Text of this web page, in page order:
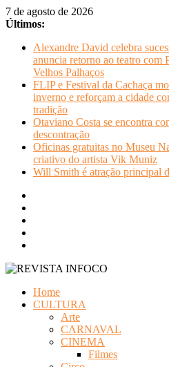
Pular
para
conteúdo
7 de agosto de 2026
Últimos:
Alexandre David celebra
anuncia retorno ao teatro com
Velhos Palhaços
FLIP e Festival da Cachaça
inverno e reforçam a cidade
tradição
Otaviano Costa se encontra
descontração
Oficinas gratuitas no Museu
criativo do artista Vik Muniz
Will Smith é atração principal
INFOCO
Home
CULTURA
Arte
CARNAVAL
CINEMA
Filmes